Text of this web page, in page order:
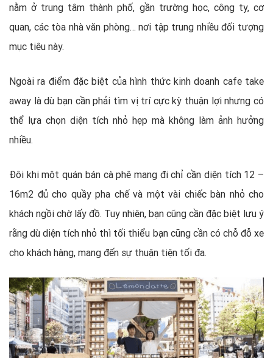
nằm ở trung tâm thành phố, gần trường học, công ty, cơ
quan, các tòa nhà văn phòng… nơi tập trung nhiều đối tượng
mục tiêu này.
Ngoài ra điểm đặc biệt của hình thức kinh doanh cafe take
away là dù bạn cần phải tìm vị trí cực kỳ thuận lợi nhưng có
thể lựa chọn diện tích nhỏ hẹp mà không làm ảnh hưởng
nhiều.
Đôi khi một quán bán cà phê mang đi chỉ cần diện tích 12 –
16m2 đủ cho quầy pha chế và một vài chiếc bàn nhỏ cho
khách ngồi chờ lấy đồ. Tuy nhiên, bạn cũng cần đặc biệt lưu ý
rằng dù diện tích nhỏ thì tối thiểu bạn cũng cần có chỗ đỗ xe
cho khách hàng, mang đến sự thuận tiện tối đa.